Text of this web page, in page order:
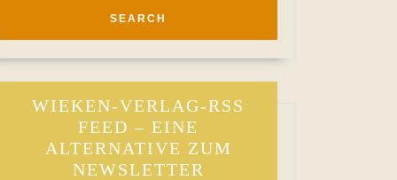
WIEKEN-VERLAG-RSS
FEED – EINE
ALTERNATIVE ZUM
NEWSLETTER